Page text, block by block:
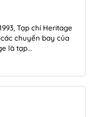
Tạp chí Heritage
chuyến bay của
là tạp...